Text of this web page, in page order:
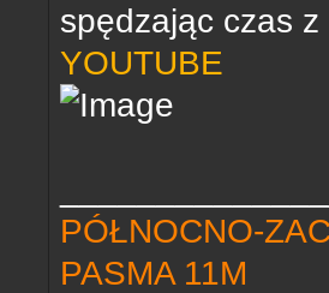
spędzając czas
YOUTUBE
PÓŁNOCNO-
PASMA 11M